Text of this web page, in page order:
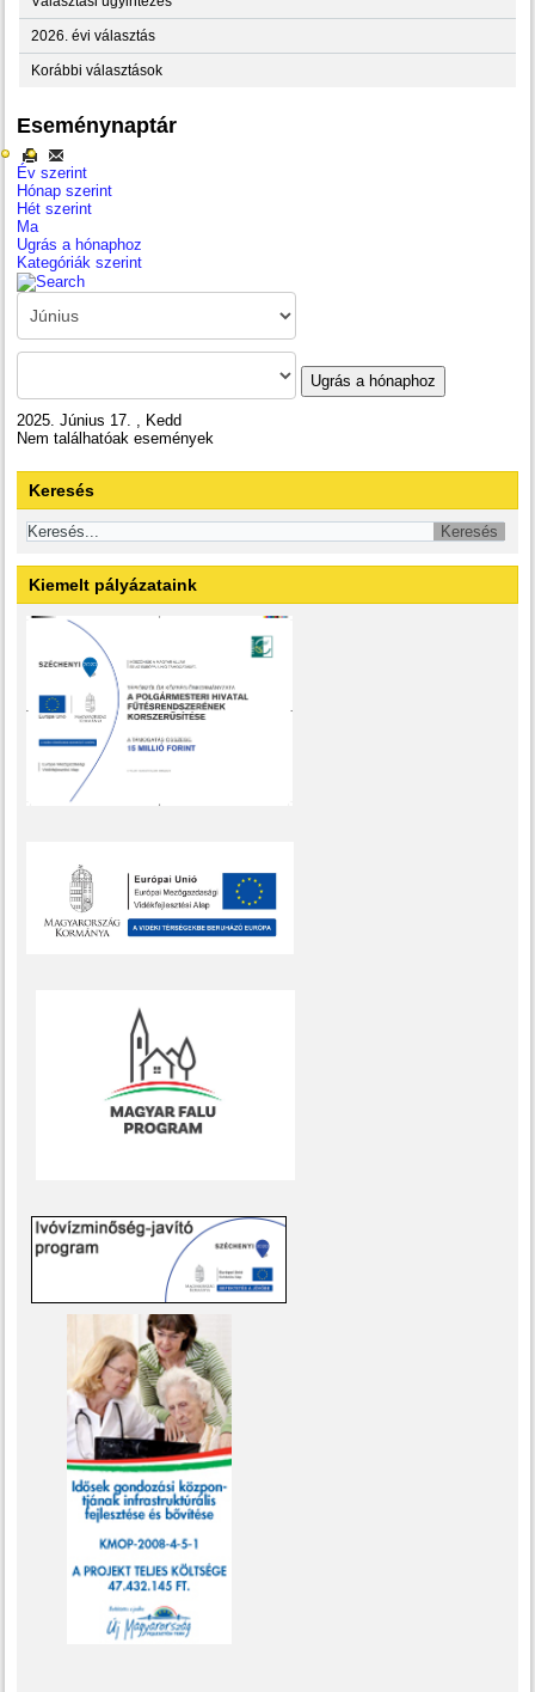
2026. évi választás
Korábbi választások
Eseménynaptár
Év szerint
Hónap szerint
Hét szerint
Ma
Ugrás a hónaphoz
Kategóriák szerint
Ugrás a hónaphoz
2025. Június 17. , Kedd
Nem találhatóak események
Keresés
Kiemelt pályázataink